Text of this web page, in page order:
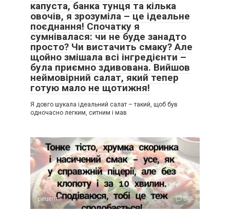
капуста, банка тунця та кілька
овочів, я зрозуміла – це ідеальне
поєднання! Спочатку я
сумнівалася: чи не буде занадто
просто? Чи вистачить смаку? Але
щойно змішала всі інгредієнти –
була приємно здивована. Вийшов
неймовірний салат, який тепер
готую мало не щотижня!
Я довго шукала ідеальний салат – такий, щоб був
одночасно легким, ситним і мав
рецепти 0